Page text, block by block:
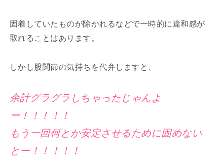
固着していたものが除かれるなどで一時的に違和感が
取れることはあります。
しかし股関節の気持ちを代弁しますと、
余計グラグラしちゃったじゃんよ
ー！！！！！
もう一回何とか安定させるために固めない
とー！！！！！